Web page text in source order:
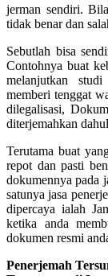
jerman sendiri.
tidak benar dan
Sebutlah bisa
Contohnya buat
melanjutkan
memberi tenggat
dilegalisasi,
diterjemahkan
Terutama buat
repot dan pasti
dokumennya pada
satunya jasa
dipercaya ialah
ketika anda
dokumen resmi
Penerjemah